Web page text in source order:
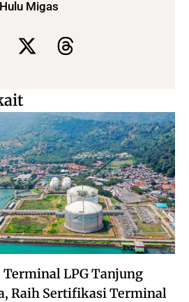
Migas
LPG Tanjung
Raih Sertifikasi Terminal